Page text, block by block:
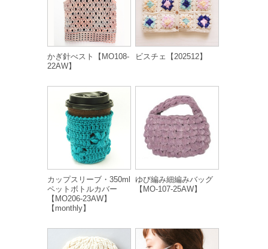
かぎ針べスト【MO108-
22AW】
ビスチェ【202512】
カップスリーブ・350ml
ペットボトルカバー
【MO206-23AW】
【monthly】
ゆび編み細編みバッグ
【MO-107-25AW】